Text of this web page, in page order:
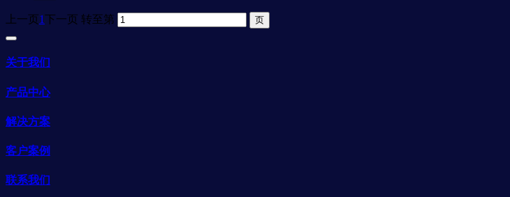
上一页1下一页 转至第
关于我们
产品中心
解决方案
客户案例
联系我们